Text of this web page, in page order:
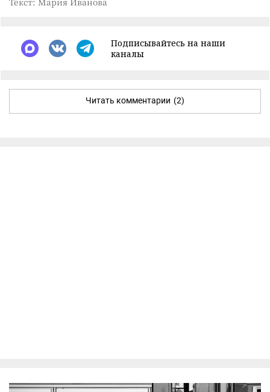
Подписывайтесь на наши
каналы
Читать комментарии (2)